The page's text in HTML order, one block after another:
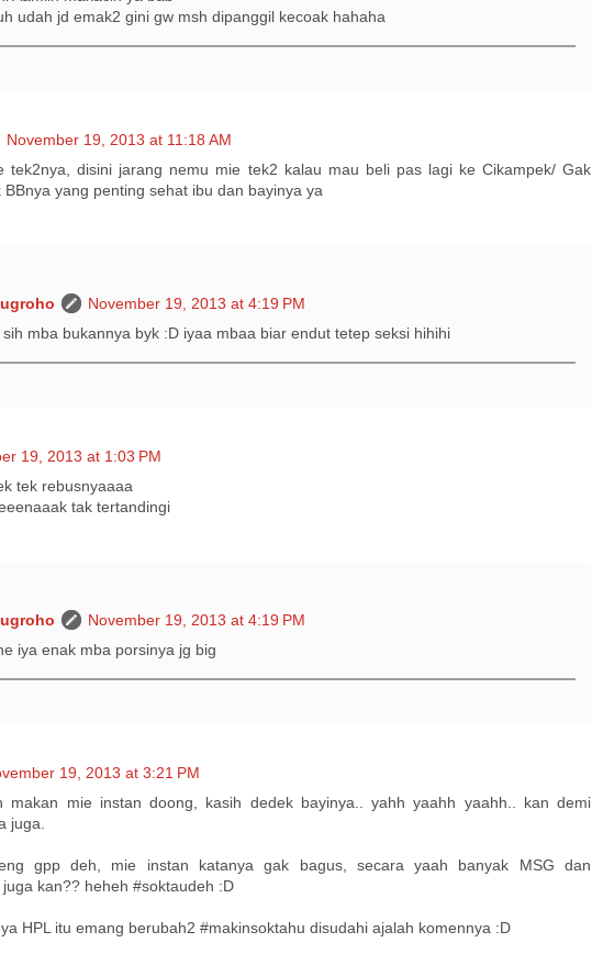
udah jd emak2 gini gw msh dipanggil kecoak hahaha
November 19, 2013 at 11:18 AM
tek2nya, disini jarang nemu mie tek2 kalau mau beli pas lagi ke Cikampek/ Gak
BBnya yang penting sehat ibu dan bayinya ya
November 19, 2013 at 4:19 PM
sih mba bukannya byk :D iyaa mbaa biar endut tetep seksi hihihi
19, 2013 at 1:03 PM
tek rebusnyaaaa
tak tertandingi
November 19, 2013 at 4:19 PM
iya enak mba porsinya jg big
19, 2013 at 3:21 PM
makan mie instan doong, kasih dedek bayinya.. yahh yaahh yaahh.. kan demi
juga.
gpp deh, mie instan katanya gak bagus, secara yaah banyak MSG dan
kan?? heheh #soktaudeh :D
HPL itu emang berubah2 #makinsoktahu disudahi ajalah komennya :D